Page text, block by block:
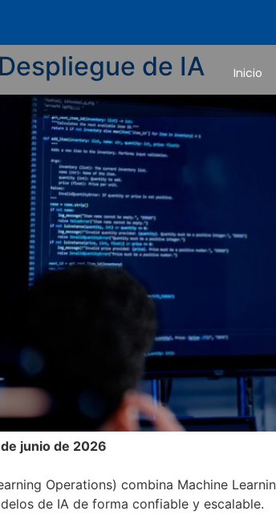
Inicio
de IA
junio de 2026
Operations) combina Machine
de IA de forma confiable y escalable.